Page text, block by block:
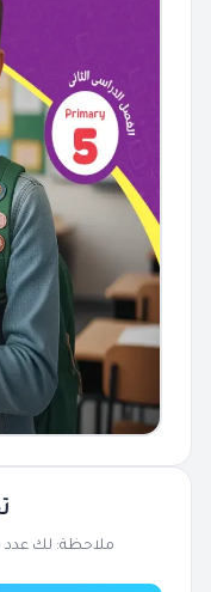
ملاحظة: لك عدد